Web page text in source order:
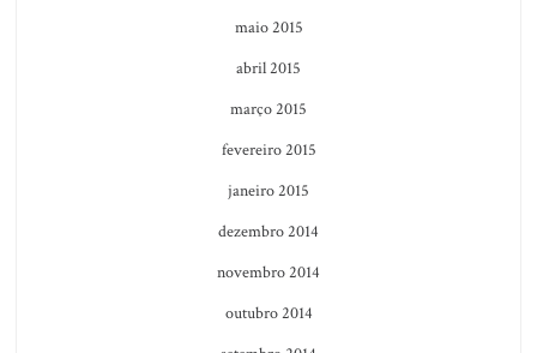
maio 2015
abril 2015
março 2015
fevereiro 2015
janeiro 2015
dezembro 2014
novembro 2014
outubro 2014